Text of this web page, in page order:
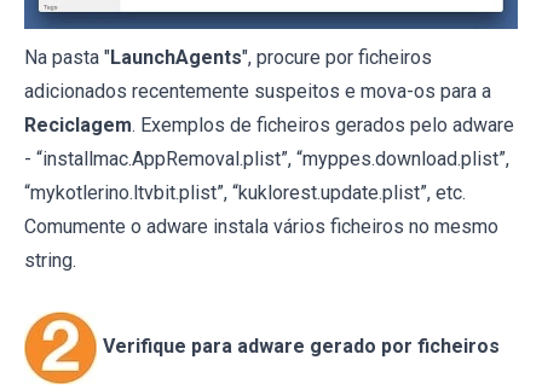
Na pasta "LaunchAgents", procure por ficheiros
adicionados recentemente suspeitos e mova-os para a
Reciclagem. Exemplos de ficheiros gerados pelo adware
- “installmac.AppRemoval.plist”, “myppes.download.plist”,
“mykotlerino.ltvbit.plist”, “kuklorest.update.plist”, etc.
Comumente o adware instala vários ficheiros no mesmo
string.
Verifique para adware gerado por ficheiros